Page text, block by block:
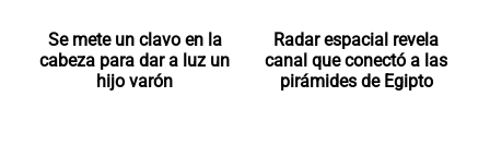
Se mete un clavo en la
cabeza para dar a luz un
hijo varón
Radar espacial revela
canal que conectó a las
pirámides de Egipto